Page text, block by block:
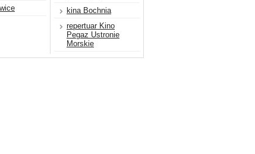
kina Bochnia
repertuar Kino
Pegaz Ustronie
Morskie